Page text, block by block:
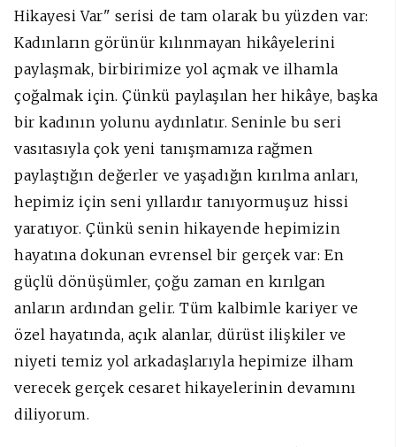
Hikayesi Var" serisi de tam olarak bu yüzden var:
Kadınların görünür kılınmayan hikâyelerini
paylaşmak, birbirimize yol açmak ve ilhamla
çoğalmak için. Çünkü paylaşılan her hikâye, başka
bir kadının yolunu aydınlatır. Seninle bu seri
vasıtasıyla çok yeni tanışmamıza rağmen
paylaştığın değerler ve yaşadığın kırılma anları,
hepimiz için seni yıllardır tanıyormuşuz hissi
yaratıyor. Çünkü senin hikayende hepimizin
hayatına dokunan evrensel bir gerçek var: En
güçlü dönüşümler, çoğu zaman en kırılgan
anların ardından gelir. Tüm kalbimle kariyer ve
özel hayatında, açık alanlar, dürüst ilişkiler ve
niyeti temiz yol arkadaşlarıyla hepimize ilham
verecek gerçek cesaret hikayelerinin devamını
diliyorum.